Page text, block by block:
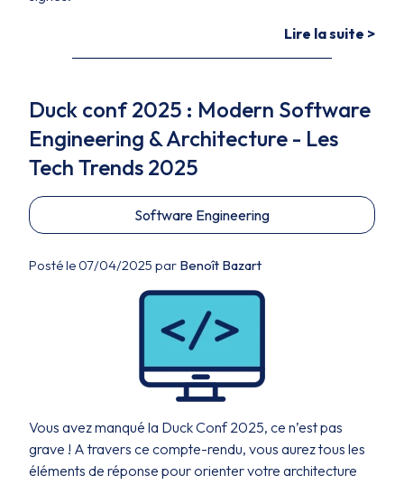
Lire la suite >
Duck conf 2025 : Modern Software
Engineering & Architecture - Les
Tech Trends 2025
Software Engineering
Posté le 07/04/2025 par Benoît Bazart
Vous avez manqué la Duck Conf 2025, ce n’est pas
grave ! A travers ce compte-rendu, vous aurez tous les
éléments de réponse pour orienter votre architecture